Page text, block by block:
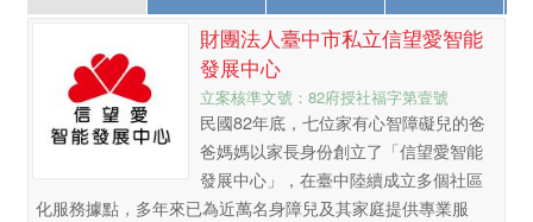
財團法人臺中市私立信望愛智能
發展中心
立案核準文號：82府授社福字第壹號
民國82年底，七位家有心智障礙兒的爸
爸媽媽以家長身份創立了「信望愛智能
發展中心」，在臺中陸續成立多個社區
化服務據點，多年來已為近萬名身障兒及其家庭提供專業服